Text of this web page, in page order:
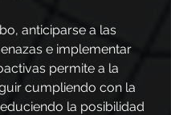
anticiparse a las
e implementar
permite a la
cumpliendo con la
la posibilidad